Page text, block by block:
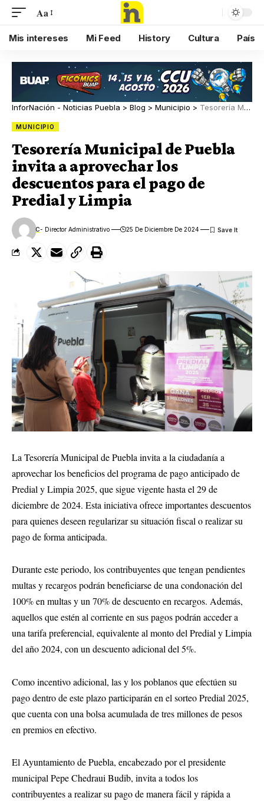
Aa
Mis intereses Mi Feed History Cultura País
InforNación - Noticias Puebla > Blog > Municipio > Tesorería Municipal de Puebla invita a aprovechar los descuentos para el pago de Predial y Limpia
MUNICIPIO
Tesorería Municipal de Puebla
invita a aprovechar los
descuentos para el pago de
Predial y Limpia
C- Director Administrativo 25 De Diciembre De 2024
La Tesorería Municipal de Puebla invita a la ciudadanía a
aprovechar los beneficios del programa de pago anticipado de
Predial y Limpia 2025, que sigue vigente hasta el 29 de
diciembre de 2024. Esta iniciativa ofrece importantes descuentos
para quienes deseen regularizar su situación fiscal o realizar su
pago de forma anticipada.
Durante este periodo, los contribuyentes que tengan pendientes
multas y recargos podrán beneficiarse de una condonación del
100% en multas y un 70% de descuento en recargos. Además,
aquellos que estén al corriente en sus pagos podrán acceder a
una tarifa preferencial, equivalente al monto del Predial y Limpia
del año 2024, con un descuento adicional del 5%.
Como incentivo adicional, las y los poblanos que efectúen su
pago dentro de este plazo participarán en el sorteo Predial 2025,
que cuenta con una bolsa acumulada de tres millones de pesos
en premios en efectivo.
El Ayuntamiento de Puebla, encabezado por el presidente
municipal Pepe Chedraui Budib, invita a todos los
contribuyentes a realizar su pago de manera fácil y rápida a